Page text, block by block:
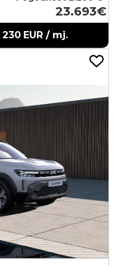
23.693
230 EUR / mj.